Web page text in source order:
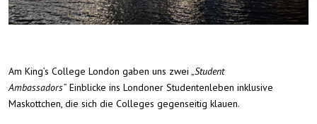
Am King’s College London gaben uns zwei „Student
Ambassadors“ Einblicke ins Londoner Studentenleben inklusive
Maskottchen, die sich die Colleges gegenseitig klauen.